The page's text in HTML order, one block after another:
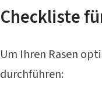
Checkliste
Um Ihren Rasen
durchführen: